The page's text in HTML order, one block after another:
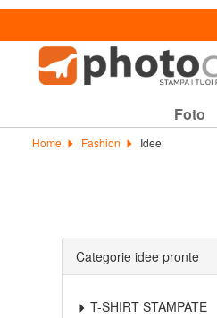
Foto
Home Fashion Idee
Categorie idee pronte
T-SHIRT STAMPATE